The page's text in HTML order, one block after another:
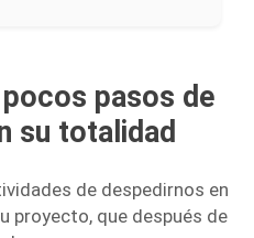
pasos de
su totalidad
de despedirnos en
proyecto, que después de